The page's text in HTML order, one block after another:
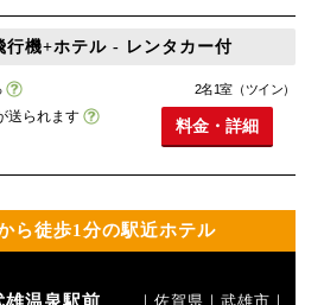
行機+ホテル - レンタカー付
送られます
2名1室（ツイン）
料金・詳細
ら徒歩1分の駅近ホテル
雄温泉駅前 ｜佐賀県｜武雄市｜